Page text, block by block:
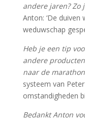
andere jaren? Zo
Anton: ‘De
weduwschap
Heb je een tip
andere
naar de
systeem van
omstandigheden
Bedankt Anton